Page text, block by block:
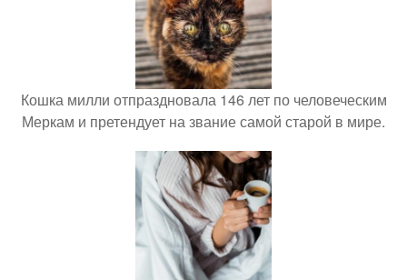
Кошка милли отпраздновала 146 лет по человеческим
Меркам и претендует на звание самой старой в мире.